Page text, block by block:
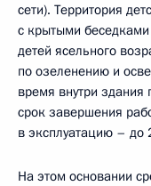
сети). Территория
с крытыми
детей ясельного
по озеленению и
время внутри
срок завершения
в эксплуатацию – до
На этом основании